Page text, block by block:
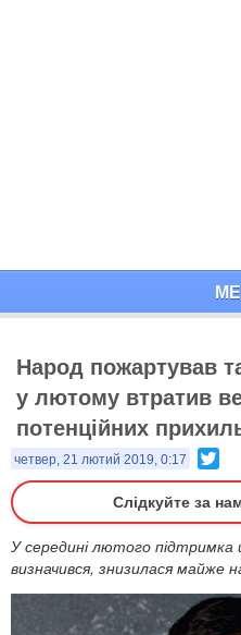
Народ пожартував
у лютому втратив
потенційних
четвер, 21 лютий 2019, 0:17
Слідкуйте за
У середині лютого
визначився, знизилася майже